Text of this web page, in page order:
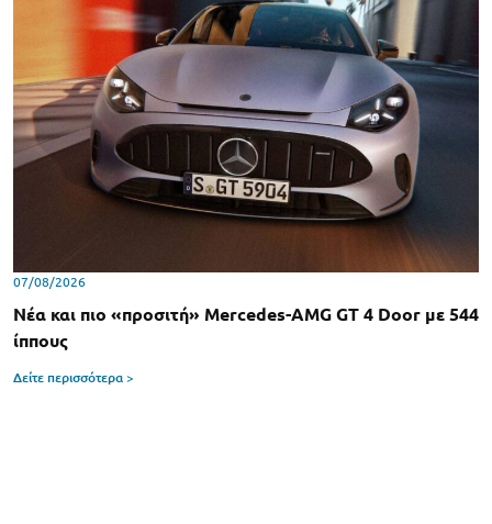
07/08/2026
Νέα και πιο «προσιτή» Mercedes-AMG GT 4 Door με 544
ίππους
Δείτε περισσότερα >